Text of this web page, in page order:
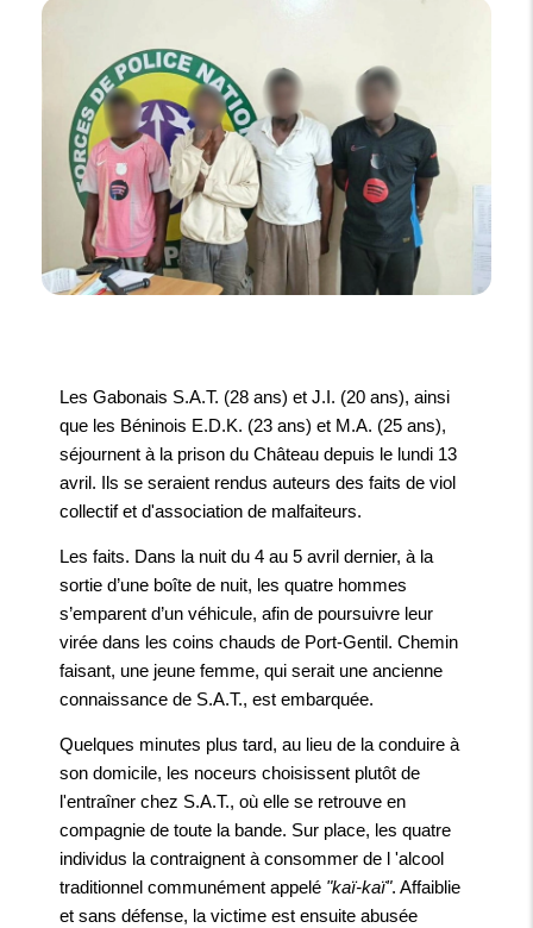
Les Gabonais S.A.T. (28 ans) et J.I. (20 ans), ainsi
que les Béninois E.D.K. (23 ans) et M.A. (25 ans),
séjournent à la prison du Château depuis le lundi 13
avril. Ils se seraient rendus auteurs des faits de viol
collectif et d'association de malfaiteurs.
Les faits. Dans la nuit du 4 au 5 avril dernier, à la
sortie d’une boîte de nuit, les quatre hommes
s’emparent d’un véhicule, afin de poursuivre leur
virée dans les coins chauds de Port-Gentil. Chemin
faisant, une jeune femme, qui serait une ancienne
connaissance de S.A.T., est embarquée.
Quelques minutes plus tard, au lieu de la conduire à
son domicile, les noceurs choisissent plutôt de
l'entraîner chez S.A.T., où elle se retrouve en
compagnie de toute la bande. Sur place, les quatre
individus la contraignent à consommer de l 'alcool
traditionnel communément appelé "kaï-kaï". Affaiblie
et sans défense, la victime est ensuite abusée